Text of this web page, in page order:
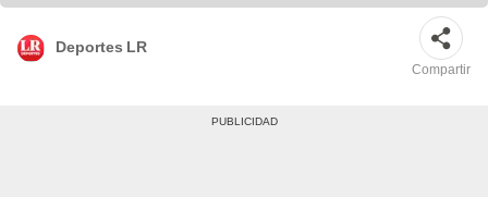
Deportes LR
Compartir